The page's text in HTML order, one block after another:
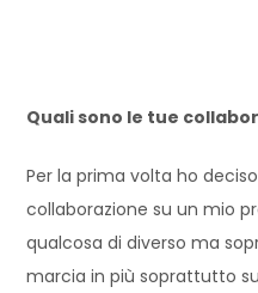
Quali sono le tue
Per la prima volta ho
collaborazione su un mio
qualcosa di diverso ma
marcia in più soprattutto